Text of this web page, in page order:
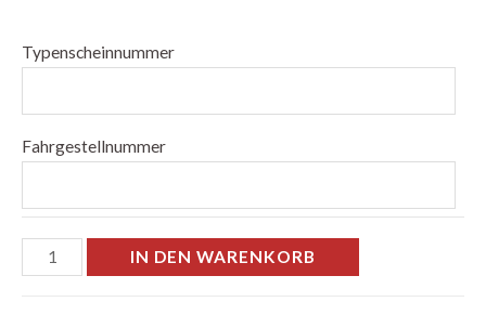
Typenscheinnummer
Fahrgestellnummer
IN DEN WARENKORB